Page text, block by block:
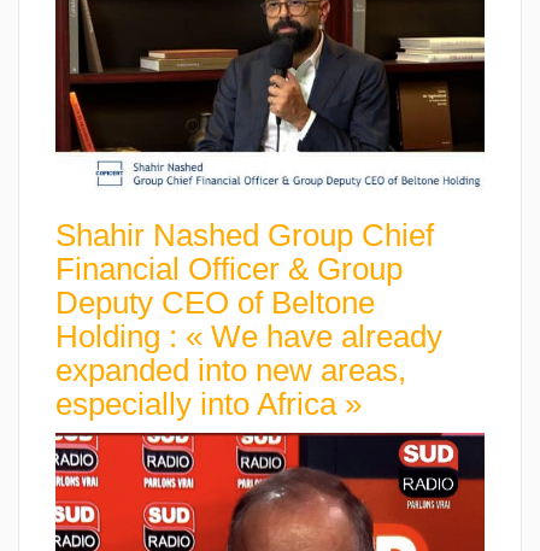
Shahir Nashed Group Chief
Financial Officer & Group
Deputy CEO of Beltone
Holding : « We have already
expanded into new areas,
especially into Africa »